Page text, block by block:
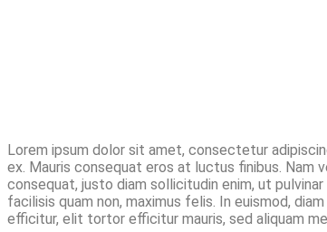
Lorem ipsum dolor sit amet, consectetur
ex. Mauris consequat eros at luctus finibus. Nam
consequat, justo diam sollicitudin enim, ut
facilisis quam non, maximus felis. In euismod,
efficitur, elit tortor efficitur mauris, sed aliquam